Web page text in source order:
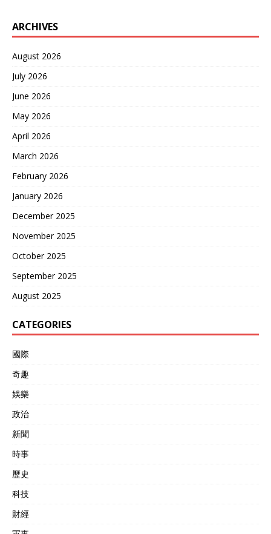
ARCHIVES
August 2026
July 2026
June 2026
May 2026
April 2026
March 2026
February 2026
January 2026
December 2025
November 2025
October 2025
September 2025
August 2025
CATEGORIES
國際
奇趣
娛樂
政治
新聞
時事
歷史
科技
財經